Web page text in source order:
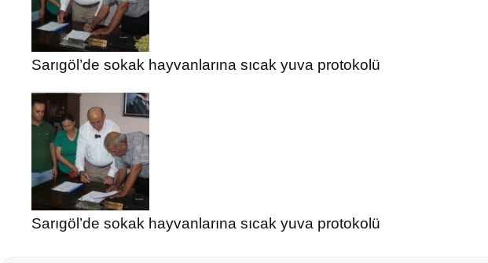
Sarıgöl’de sokak hayvanlarına sıcak yuva protokolü
Sarıgöl’de sokak hayvanlarına sıcak yuva protokolü